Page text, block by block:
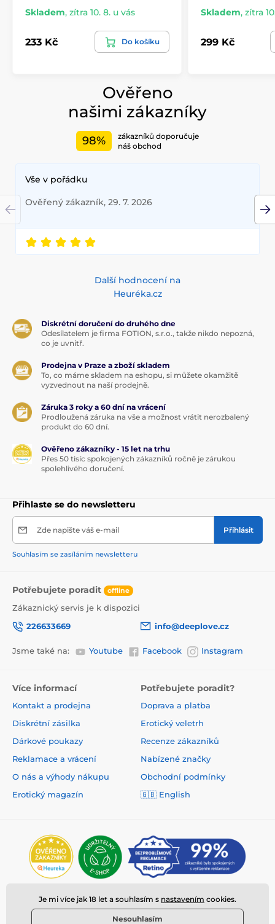
Skladem, zítra 10. 8. u vás
233 Kč Do košíku
Skladem, zítra
299 Kč
Ověřeno
našimi zákazníky
98%
zákazníků doporučuje
náš obchod
Vše v pořádku
Ověřený zákazník, 29. 7. 2026
Další hodnocení na
Heuréka.cz
Diskrétní doručení do druhého dne
Odesílatelem je firma FOTION, s.r.o., takže nikdo nepozná,
co je uvnitř.
Prodejna v Praze a zboží skladem
To, co máme skladem na eshopu, si můžete okamžitě
vyzvednout na naší prodejně.
Záruka 3 roky a 60 dní na vrácení
Prodloužená záruka na vše a možnost vrátit nerozbalený
produkt do 60 dní.
Ověřeno zákazníky - 15 let na trhu
Přes 50 tisíc spokojených zákazníků ročně je zárukou
spolehlivého doručení.
Přihlaste se do newsletteru
Zde napište váš e-mail Přihlásit
Souhlasím se zasíláním newsletteru
Potřebujete poradit offline
Zákaznický servis je k dispozici
226633669
info@deeplove.cz
Jsme také na: Youtube Facebook Instagram
Více informací
Kontakt a prodejna
Diskrétní zásilka
Dárkové poukazy
Reklamace a vrácení
O nás a výhody nákupu
Erotický magazín
Potřebujete poradit?
Doprava a platba
Erotický veletrh
Recenze zákazníků
Nabízené značky
Obchodní podmínky
🇬🇧 English
Je mi více jak 18 let a souhlasím s nastavením cookies.
Nesouhlasím